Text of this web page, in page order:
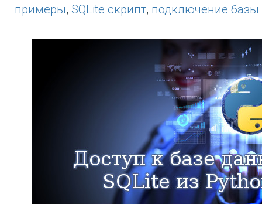
примеры, SQLite скрипт, подключение базы